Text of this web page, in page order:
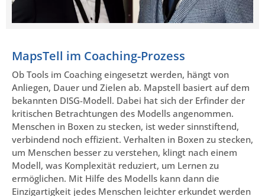
MapsTell im Coaching-Prozess
Ob Tools im Coaching eingesetzt werden, hängt von
Anliegen, Dauer und Zielen ab. Mapstell basiert auf dem
bekannten DISG-Modell. Dabei hat sich der Erfinder der
kritischen Betrachtungen des Modells angenommen.
Menschen in Boxen zu stecken, ist weder sinnstiftend,
verbindend noch effizient. Verhalten in Boxen zu stecken,
um Menschen besser zu verstehen, klingt nach einem
Modell, was Komplexität reduziert, um Lernen zu
ermöglichen. Mit Hilfe des Modells kann dann die
Einzigartigkeit jedes Menschen leichter erkundet werden